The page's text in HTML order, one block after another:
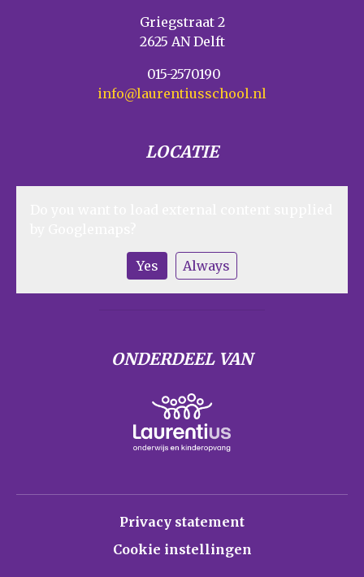
Griegstraat 2
2625 AN Delft
015-2570190
info@laurentiusschool.nl
LOCATIE
Yes Always
ONDERDEEL VAN
Privacy statement
Cookie instellingen